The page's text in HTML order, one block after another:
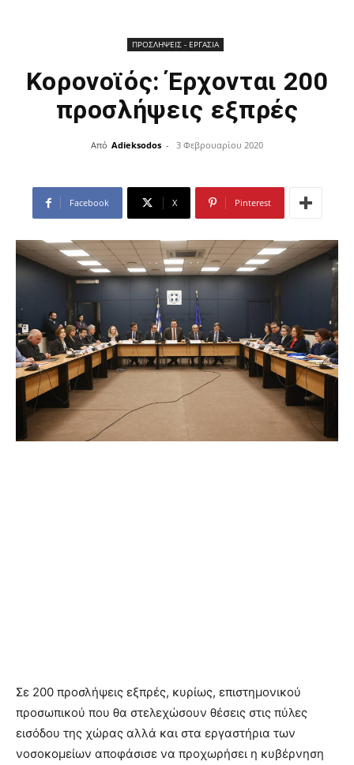
ΠΡΟΣΛΗΨΕΙΣ - ΕΡΓΑΣΙΑ
Κορονοϊός: Έρχονται 200
προσλήψεις εξπρές
Από Adieksodos - 3 Φεβρουαρίου 2020
Facebook X Pinterest
Σε 200 προσλήψεις εξπρές, κυρίως, επιστημονικού
προσωπικού που θα στελεχώσουν θέσεις στις πύλες
εισόδου της χώρας αλλά και στα εργαστήρια των
νοσοκομείων αποφάσισε να προχωρήσει η κυβέρνηση